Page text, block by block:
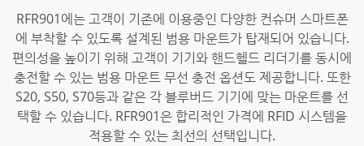
RFR901에는 고객이 기존에 이용중인 다양한 컨슈머 스마트폰
에 부착할 수 있도록 설계된 범용 마운트가 탑재되어 있습니다.
편의성을 높이기 위해 고객이 기기와 핸드헬드 리더기를 동시에
충전할 수 있는 범용 마운트 무선 충전 옵션도 제공합니다. 또한
S20, S50, S70등과 같은 각 블루버드 기기에 맞는 마운트를 선
택할 수 있습니다. RFR901은 합리적인 가격에 RFID 시스템을
적용할 수 있는 최선의 선택입니다.